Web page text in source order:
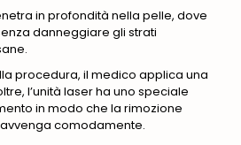
in profondità nella pelle, dove
danneggiare gli strati
procedura, il medico applica una
l’unità laser ha uno speciale
in modo che la rimozione
comodamente.